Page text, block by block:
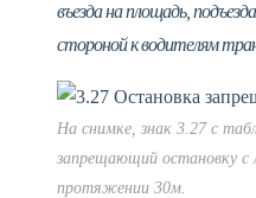
въезда на площадь,
стороной к водителям
На снимке, знак 3.27 с
запрещающий остановку с
протяжении 30м.